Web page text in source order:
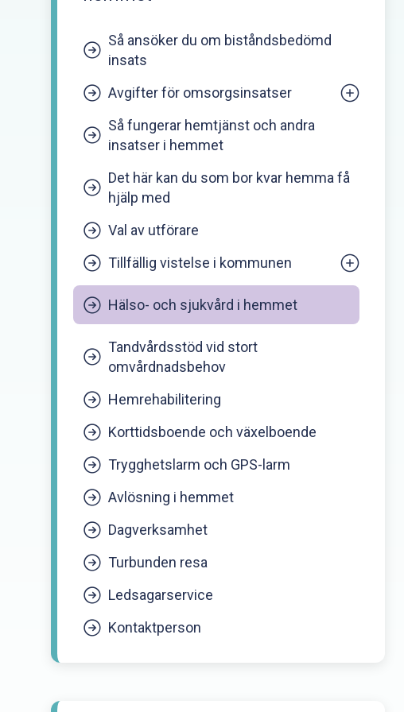
Så ansöker du om biståndsbedömd
insats
Avgifter för omsorgsinsatser
Preliminär avgift för din
äldreomsorg
Uträkning
Så fungerar hemtjänst och andra
insatser i hemmet
Det här kan du som bor kvar hemma få
hjälp med
Val av utförare
Tillfällig vistelse i kommunen
För handläggare i
bosättningskommunen
Hälso- och sjukvård i hemmet
Tandvårdsstöd vid stort
omvårdnadsbehov
Hemrehabilitering
Korttidsboende och växelboende
Trygghetslarm och GPS-larm
Avlösning i hemmet
Dagverksamhet
Turbunden resa
Ledsagarservice
Kontaktperson